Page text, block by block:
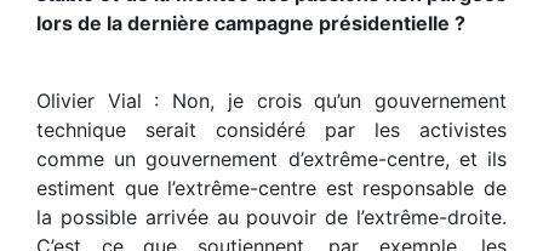
lors de la dernière campagne présidentielle ?
Olivier Vial : Non, je crois qu’un gouvernement
technique serait considéré par les activistes
comme un gouvernement d’extrême-centre, et ils
estiment que l’extrême-centre est responsable de
la possible arrivée au pouvoir de l’extrême-droite.